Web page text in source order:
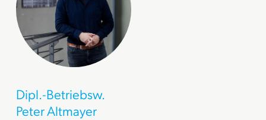
Dipl.-Betriebsw.
Peter Altmayer